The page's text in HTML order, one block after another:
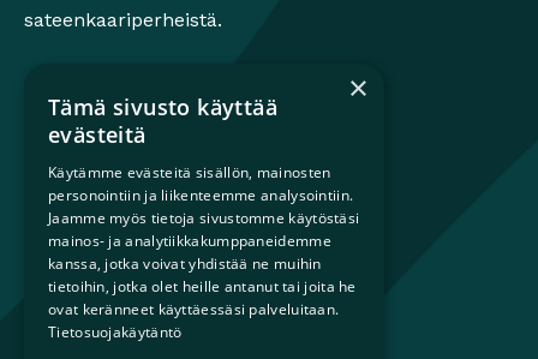
sateenkaariperheistä.
Mikä on sateenkaariperhe?
Lapsiperheille
Ammattilaisille
Päättäjille
Ajankohtaista
Tilaa uutiskirje
×
Tämä sivusto käyttää
evästeitä
Käytämme evästeitä sisällön, mainosten
personointiin ja liikenteemme analysointiin.
Jaamme myös tietoja sivustomme käytöstäsi
mainos- ja analytiikkakumppaneidemme
kanssa, jotka voivat yhdistää ne muihin
tietoihin, jotka olet heille antanut tai joita he
ovat keränneet käyttäessäsi palveluitaan.
Tietosuojakäytäntö